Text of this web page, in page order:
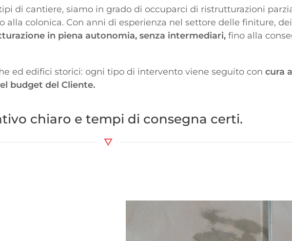
di cantiere, siamo in grado di occuparci di ristrutturazioni
colonica. Con anni di esperienza nel settore delle finiture,
in piena autonomia, senza intermediari, fino alla
ed edifici storici: ogni tipo di intervento viene seguito con cura
budget del Cliente.
chiaro e tempi di consegna certi.